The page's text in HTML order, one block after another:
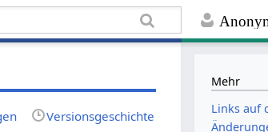
Versionsgeschichte
Mehr
Links auf